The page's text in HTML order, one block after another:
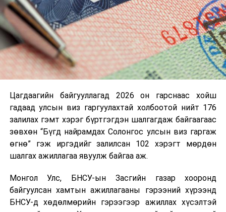
Цагдаагийн байгууллагад 2026 он гарснаас хойш
гадаад улсын виз гаргуулахтай холбоотой нийт 176
залилах гэмт хэрэг бүртгэгдэн шалгагдаж байгаагаас
зөвхөн “Бүгд найрамдах Солонгос улсын виз гаргаж
өгнө” гэж иргэдийг залилсан 102 хэрэгт мөрдөн
шалгах ажиллагаа явуулж байгаа аж.
Монгол Улс, БНСУ-ын Засгийн газар хооронд
байгуулсан хамтын ажиллагааны гэрээний хүрээнд
БНСУ-д хөдөлмөрийн гэрээгээр ажиллах хүсэлтэй